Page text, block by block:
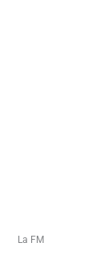
La FM